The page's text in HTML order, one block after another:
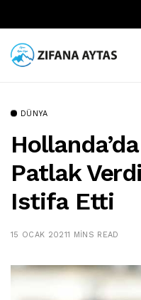
DÜNYA
Patlak
Istifa Etti
15 OCAK 20211 MINS READ